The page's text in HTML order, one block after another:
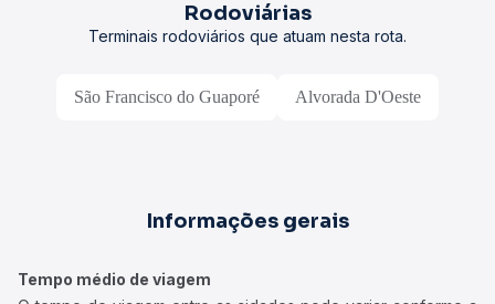
Rodoviárias
Terminais rodoviários que atuam nesta rota.
São Francisco do Guaporé Alvorada D'Oeste
Informações gerais
Tempo médio de viagem